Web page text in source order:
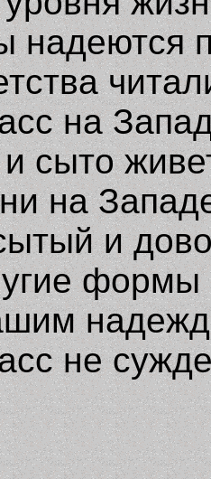
надеются
на
сыто
на
и
формы
не